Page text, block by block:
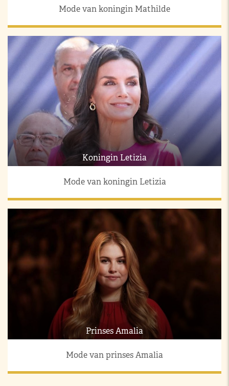
Mode van koningin Mathilde
Koningin Letizia
Mode van koningin Letizia
Prinses Amalia
Mode van prinses Amalia